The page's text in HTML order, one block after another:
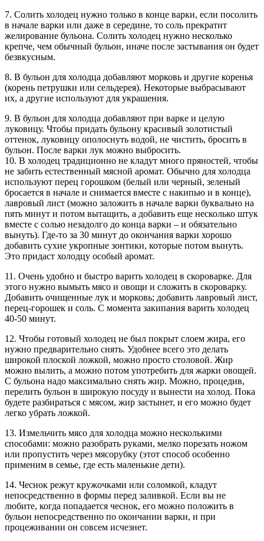
7. Солить холодец нужно только в конце варки, если посолить
в начале варки или даже в середине, то соль прекратит
желирование бульона. Солить холодец нужно несколько
крепче, чем обычный бульон, иначе после застывания он будет
безвкусным.
8. В бульон для холодца добавляют морковь и другие коренья
(корень петрушки или сельдерея). Некоторые выбрасывают
их, а другие используют для украшения.
9. В бульон для холодца добавляют при варке и целую
луковицу. Чтобы придать бульону красивый золотистый
оттенок, луковицу ополоснуть водой, не чистить, бросить в
бульон. После варки лук можно выбросить.
10. В холодец традиционно не кладут много пряностей, чтобы
не забить естественный мясной аромат. Обычно для холодца
используют перец горошком (белый или черный, зеленый
бросается в начале и снимается вместе с накипью и в конце),
лавровый лист (можно заложить в начале варки буквально на
пять минут и потом вытащить, а добавить еще несколько штук
вместе с солью незадолго до конца варки – и обязательно
вынуть). Где-то за 30 минут до окончания варки хорошо
добавить сухие укропные зонтики, которые потом вынуть.
Это придаст холодцу особый аромат.
11. Очень удобно и быстро варить холодец в скороварке. Для
этого нужно вымыть мясо и овощи и сложить в скороварку.
Добавить очищенные лук и морковь; добавить лавровый лист,
перец-горошек и соль. С момента закипания варить холодец
40-50 минут.
12. Чтобы готовый холодец не был покрыт слоем жира, его
нужно предварительно снять. Удобнее всего это делать
широкой плоской ложкой, можно просто столовой. Жир
можно вылить, а можно потом употребить для жарки овощей.
С бульона надо максимально снять жир. Можно, процедив,
перелить бульон в широкую посуду и вынести на холод. Пока
будете разбираться с мясом, жир застынет, и его можно будет
легко убрать ложкой.
13. Измельчить мясо для холодца можно несколькими
способами: можно разобрать руками, мелко порезать ножом
или пропустить через мясорубку (этот способ особенно
применим в семье, где есть маленькие дети).
14. Чеснок режут кружочками или соломкой, кладут
непосредственно в формы перед заливкой. Если вы не
любите, когда попадается чеснок, его можно положить в
бульон непосредственно по окончании варки, и при
процеживании он совсем исчезнет.